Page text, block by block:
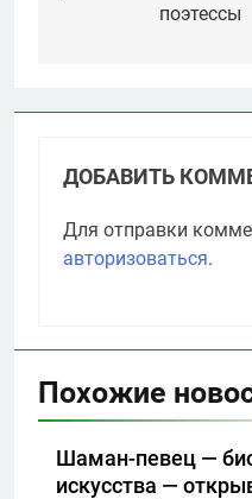
поэтессы
ДОБАВИТЬ
Для отправки
авторизоваться.
Похожие
Шаман-певец —
искусства —